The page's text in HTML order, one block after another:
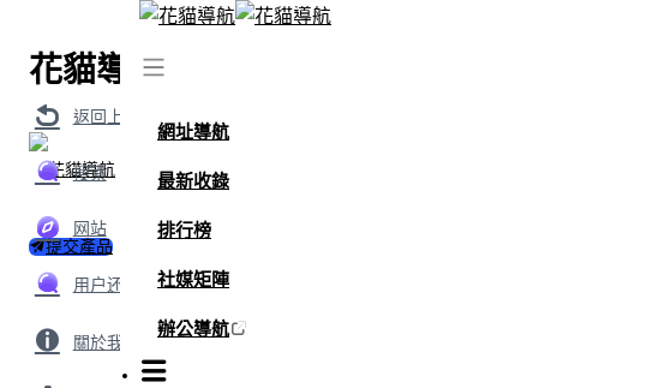
花貓導航
提交產品
返回上級
搜索
网站
用户还搜索了
關於我們
網址導航
最新收錄
排行榜
社媒矩陣
辦公導航